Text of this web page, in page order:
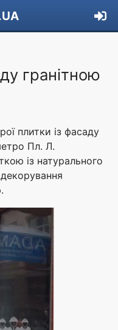
гранітною
плитки із фасаду
Пл. Л.
із натурального